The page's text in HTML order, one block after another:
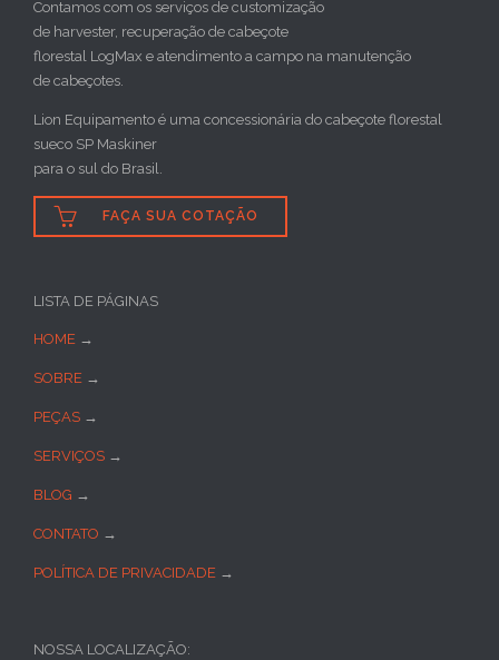
Contamos com os serviços de customização
de harvester, recuperação de cabeçote
florestal LogMax e atendimento a campo na manutenção
de cabeçotes.
Lion Equipamento é uma concessionária do cabeçote florestal
sueco SP Maskiner
para o sul do Brasil.
 FAÇA SUA COTAÇÃO
LISTA DE PÁGINAS
HOME →
SOBRE →
PEÇAS →
SERVIÇOS →
BLOG →
CONTATO →
POLÍTICA DE PRIVACIDADE →
NOSSA LOCALIZAÇÃO: